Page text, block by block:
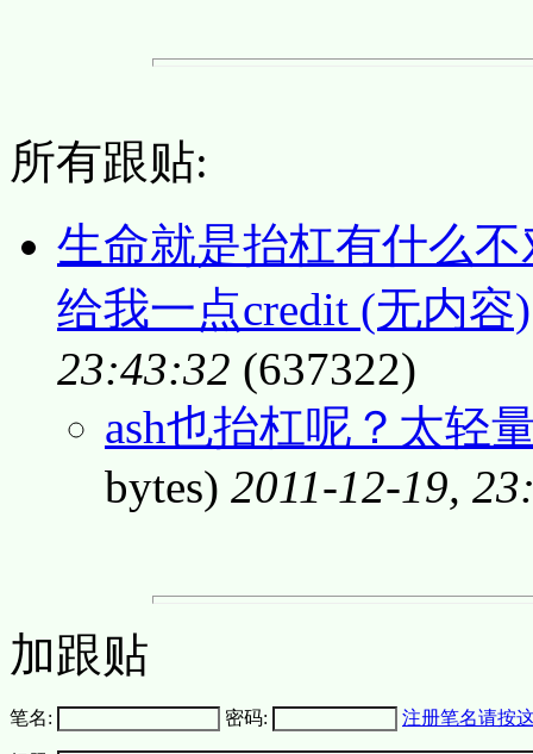
所有跟贴:
生命就是抬杠有什么
给我一点credit (无内容)
23:43:32 (637322)
ash也抬杠呢？太轻
bytes) 2011-12-19,
加跟贴
笔名: 密码: 注册笔名请按